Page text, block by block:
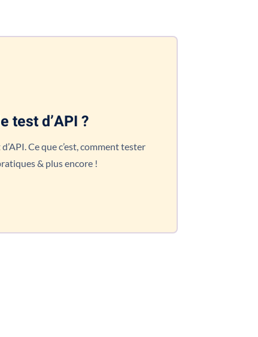
test d’API ?
Ce que c’est, comment tester
& plus encore !